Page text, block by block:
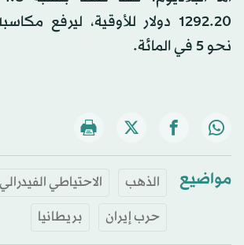
1292.20 دولار للأوقية، ليرفع
نحو 5 في المائة.
مواضيع الذهب الاحتياطي الفيدرالي
حرب إيران
بريطانيا